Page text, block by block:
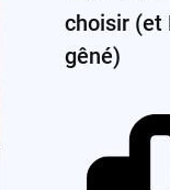
choisir (et
gêné)